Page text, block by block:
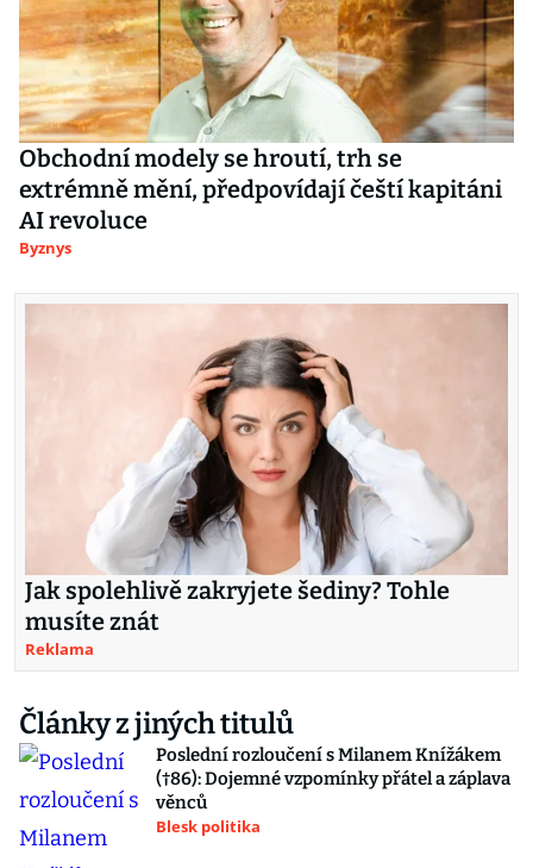
Obchodní modely se hroutí, trh se
extrémně mění, předpovídají čeští kapitáni
AI revoluce
Byznys
Jak spolehlivě zakryjete šediny? Tohle
musíte znát
Reklama
Články z jiných titulů
Poslední rozloučení s Milanem Knížákem
(†86): Dojemné vzpomínky přátel a záplava
věnců
Blesk politika